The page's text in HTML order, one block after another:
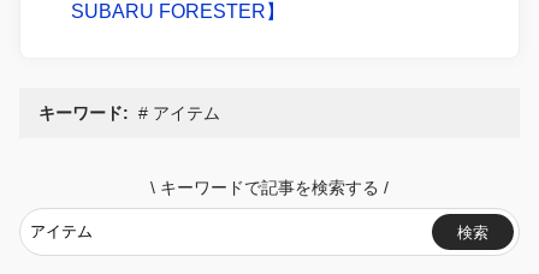
SUBARU FORESTER】
キーワード: アイテム
\ キーワードで記事を検索する /
検索